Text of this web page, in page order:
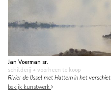
Jan Voerman sr.
schilderij • voorheen te koop
Rivier de IJssel met Hattem in het verschiet
bekijk kunstwerk